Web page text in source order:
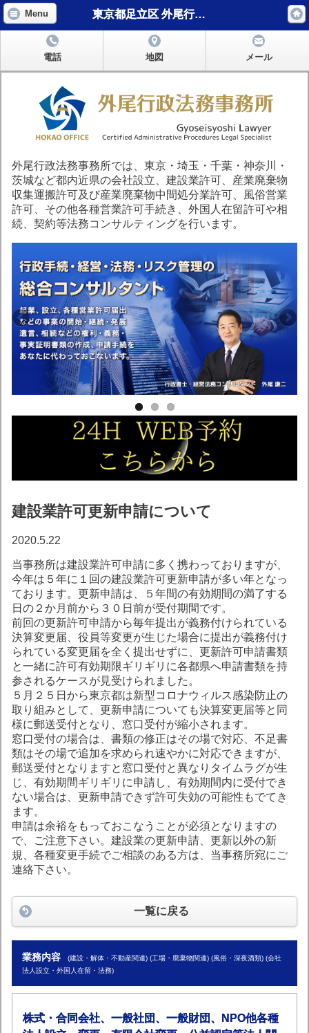
Menu 東京都足立区 外尾行政法務事務所
電話 地図 メール
外尾行政法務事務所では、東京・埼玉・千葉・神奈川・
茨城など都内近県の会社設立、建設業許可、産業廃棄物
収集運搬許可及び産業廃棄物中間処分業許可、風俗営業
許可、その他各種営業許可手続き、外国人在留許可や相
続、契約等法務コンサルティングを行います。
建設業許可更新申請について
2020.5.22
当事務所は建設業許可申請に多く携わっておりますが、
今年は５年に１回の建設業許可更新申請が多い年となっ
ております。更新申請は、５年間の有効期間の満了する
日の２か月前から３０日前が受付期間です。
前回の更新許可申請から毎年提出が義務付けられている
決算変更届、役員等変更が生じた場合に提出が義務付け
られている変更届を全く提出せずに、更新許可申請書類
と一緒に許可有効期限ギリギリに各都県へ申請書類を持
参されるケースが見受けられました。
５月２５日から東京都は新型コロナウィルス感染防止の
取り組みとして、更新申請についても決算変更届等と同
様に郵送受付となり、窓口受付が縮小されます。
窓口受付の場合は、書類の修正はその場で対応、不足書
類はその場で追加を求められ速やかに対応できますが、
郵送受付となりますと窓口受付と異なりタイムラグが生
じ、有効期間ギリギリに申請し、有効期間内に受付でき
ない場合は、更新申請できず許可失効の可能性もでてき
ます。
申請は余裕をもっておこなうことが必須となりますの
で、ご注意下さい。建設業の更新申請、更新以外の新
規、各種変更手続でご相談のある方は、当事務所宛にご
連絡下さい。
一覧に戻る
業務内容 (建設・解体・不動産関連) (工場・廃棄物関連) (風俗・深夜酒類) (会社
法人設立・外国人在留・法務)
株式・合同会社、一般社団、一般財団、NPO他各種